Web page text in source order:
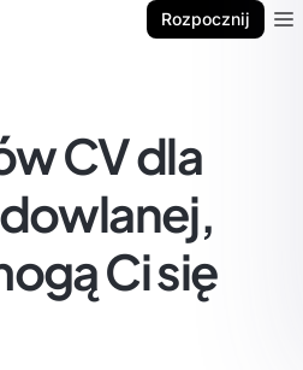
Rozpocznij
CV dla
Ci się